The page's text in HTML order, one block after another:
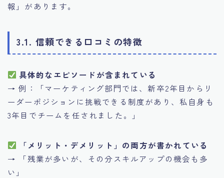
報」があります。
3.1. 信頼できる口コミの特徴
具体的なエピソードが含まれている
→ 例：「マーケティング部門では、新卒2年目からリ
ーダーポジションに挑戦できる制度があり、私自身も
3年目でチームを任されました。」
「メリット・デメリット」の両方が書かれている
→ 「残業が多いが、その分スキルアップの機会も多
い」